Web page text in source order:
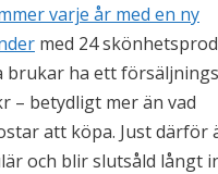
varje år med en ny
med 24
brukar ha ett
– betydligt mer än vad
att köpa. Just därför
och blir slutsåld långt